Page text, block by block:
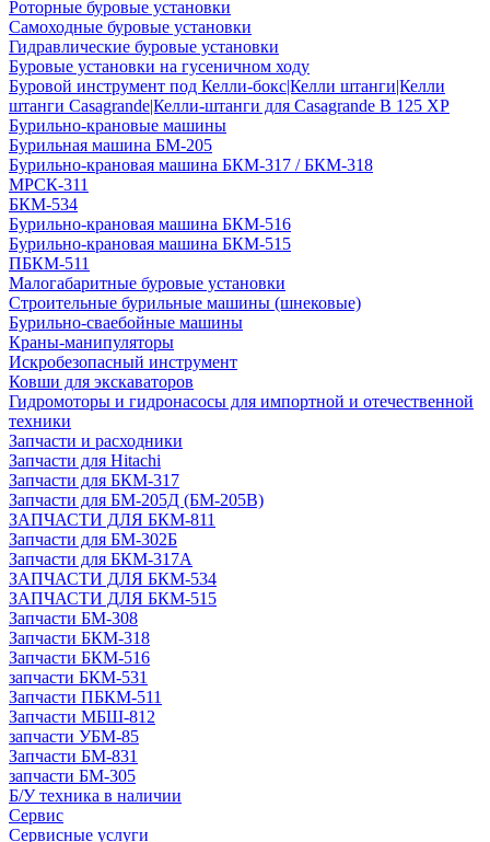
Роторные буровые установки
Самоходные буровые установки
Гидравлические буровые установки
Буровые установки на гусеничном ходу
Буровой инструмент под Келли-бокс|Келли штанги|Келли
штанги Casagrande|Келли-штанги для Casagrande B 125 XP
Бурильно-крановые машины
Бурильная машина БМ-205
Бурильно-крановая машина БКМ-317 / БКМ-318
МРСК-311
БКМ-534
Бурильно-крановая машина БКМ-516
Бурильно-крановая машина БКМ-515
ПБКМ-511
Малогабаритные буровые установки
Строительные бурильные машины (шнековые)
Бурильно-сваебойные машины
Краны-манипуляторы
Искробезопасный инструмент
Ковши для экскаваторов
Гидромоторы и гидронасосы для импортной и отечественной
техники
Запчасти и расходники
Запчасти для Hitachi
Запчасти для БКМ-317
Запчасти для БМ-205Д (БМ-205В)
ЗАПЧАСТИ ДЛЯ БКМ-811
Запчасти для БМ-302Б
Запчасти для БКМ-317А
ЗАПЧАСТИ ДЛЯ БКМ-534
ЗАПЧАСТИ ДЛЯ БКМ-515
Запчасти БМ-308
Запчасти БКМ-318
Запчасти БКМ-516
запчасти БКМ-531
Запчасти ПБКМ-511
Запчасти МБШ-812
запчасти УБМ-85
Запчасти БМ-831
запчасти БМ-305
Б/У техника в наличии
Сервис
Сервисные услуги